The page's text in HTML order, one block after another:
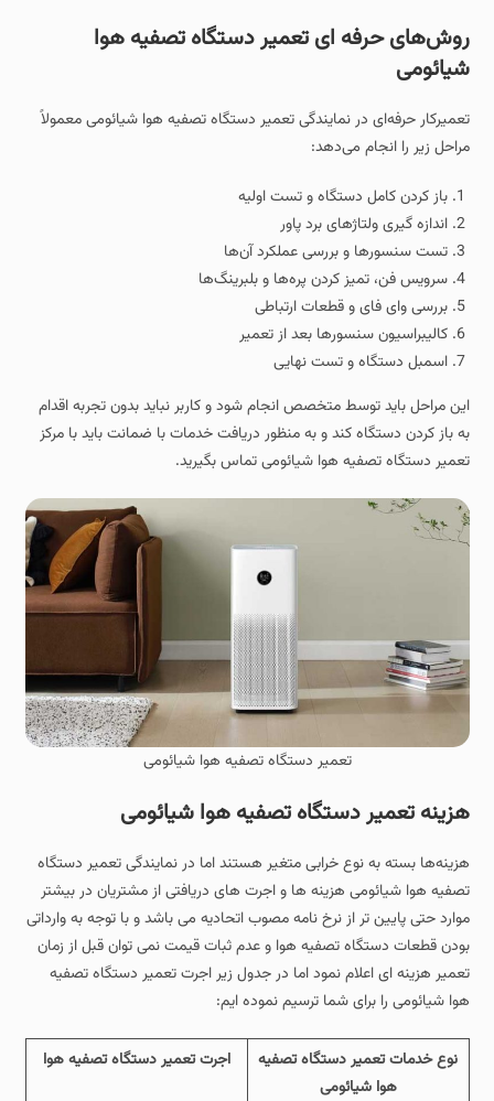
روش‌های حرفه‌ ای تعمیر دستگاه تصفیه هوا
شیائومی
تعمیرکار حرفه‌ای در نمایندگی تعمیر دستگاه تصفیه هوا شیائومی معمولاً
مراحل زیر را انجام می‌دهد:
باز کردن کامل دستگاه و تست اولیه
اندازه‌ گیری ولتاژهای برد پاور
تست سنسورها و بررسی عملکرد آن‌ها
سرویس فن، تمیز کردن پره‌ها و بلبرینگ‌ها
بررسی وای‌ فای و قطعات ارتباطی
کالیبراسیون سنسورها بعد از تعمیر
اسمبل دستگاه و تست نهایی
این مراحل باید توسط متخصص انجام شود و کاربر نباید بدون تجربه اقدام
به باز کردن دستگاه کند و به منظور دریافت خدمات با ضمانت باید با مرکز
تعمیر دستگاه تصفیه هوا شیائومی تماس بگیرید.
تعمیر دستگاه تصفیه هوا شیائومی
هزینه تعمیر دستگاه تصفیه هوا شیائومی
هزینه‌ها بسته به نوع خرابی متغیر هستند اما در نمایندگی تعمیر دستگاه
تصفیه هوا شیائومی هزینه ها و اجرت های دریافتی از مشتریان در بیشتر
موارد حتی پایین تر از نرخ نامه مصوب اتحادیه می باشد و با توجه به وارداتی
بودن قطعات دستگاه تصفیه هوا و عدم ثبات قیمت نمی توان قبل از زمان
تعمیر هزینه ای اعلام نمود اما در جدول زیر اجرت تعمیر دستگاه تصفیه
هوا شیائومی را برای شما ترسیم نموده ایم:
نوع خدمات تعمیر دستگاه تصفیه
هوا شیائومی
اجرت تعمیر دستگاه تصفیه هوا